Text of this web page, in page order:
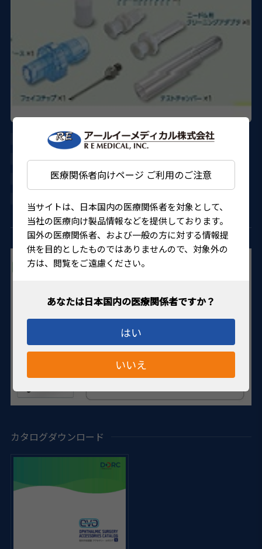
医療関係者向けページ ご利用のご注意
当サイトは、日本国内の医療関係者を対象として、
当社の医療向け製品情報などを提供しております。
国外の医療関係者、および一般の方に対する情報提
供を目的としたものではありませんので、対象外の
方は、閲覧をご遠慮ください。
はい
いいえ
AU-3005-F28
DORC
22700BZX00031000
カタログダウンロード